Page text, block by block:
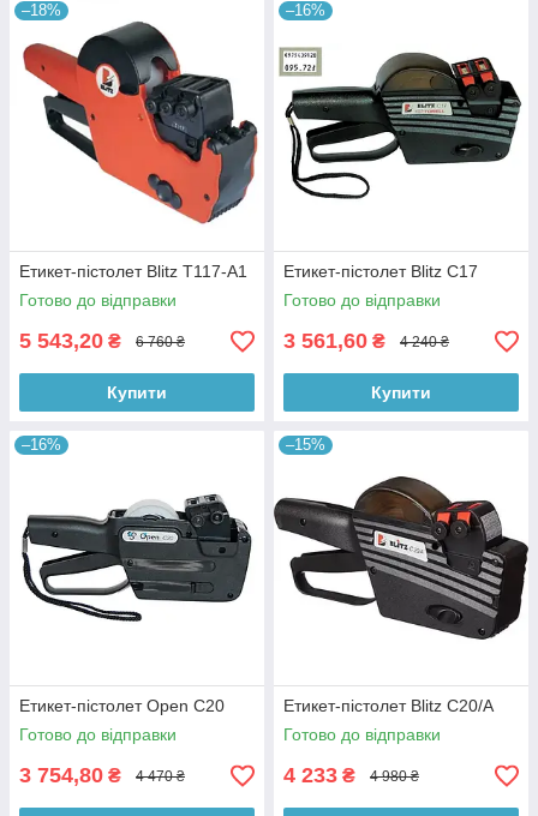
–18%
Етикет-пістолет Blitz Т117-А1
Готово до відправки
5 543,20 ₴ 6 760 ₴
Купити
–16%
Етикет-пістолет Blitz C17
Готово до відправки
3 561,60 ₴ 4 240 ₴
Купити
–16%
Етикет-пістолет Open С20
Готово до відправки
3 754,80 ₴ 4 470 ₴
–15%
Етикет-пістолет Blitz C20/A
Готово до відправки
4 233 ₴ 4 980 ₴